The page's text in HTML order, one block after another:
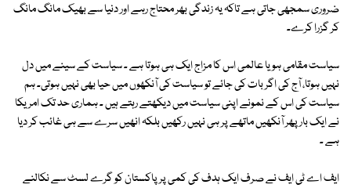
ضروری سمجھی جاتی ہے تاکہ یہ زندگی بھر محتاج رہے اور دنیا سے بھیک مانگ مانگ
کر گزرا کرے۔
سیاست مقامی ہویا عالمی اس کا مزاج ایک ہی ہوتا ہے ۔ سیاست کے سینے میں دل
نہیں ہوتا، آج کی اگر بات کی جائے تو سیاست کی آنکھوں میں حیا بھی نہیں ہوتی۔ ہم
سیاست کی اس کے نمونے اپنی سیاست میں دیکھتے رہتے ہیں ۔ ہماری حد تک امریکا
نے ایک بار پھر آنکھیں ماتھے پر ہی نہیں رکھیں بلکہ انھیں سرے سے ہی غائب کر دیا
ہے ۔
ایف اے ٹی ایف نے صرف ایک ہدف کی کمی پر پاکستان کو گرے لسٹ سے نکالنے